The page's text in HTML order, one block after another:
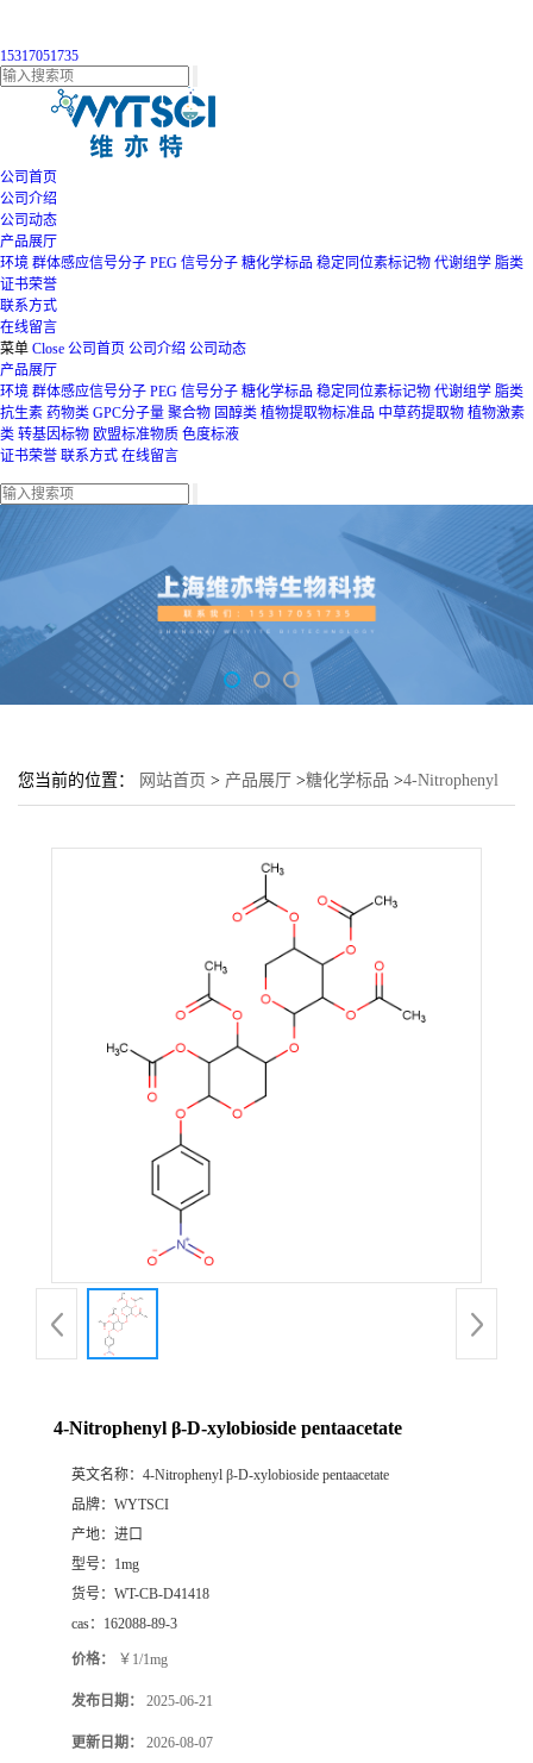
15317051735
公司首页
公司介绍
公司动态
产品展厅
环境 群体感应信号分子 PEG 信号分子 糖化学标品 稳定同位素标记物 代谢组学 脂类
证书荣誉
联系方式
在线留言
菜单 Close 公司首页 公司介绍 公司动态
产品展厅
环境 群体感应信号分子 PEG 信号分子 糖化学标品 稳定同位素标记物 代谢组学 脂类
抗生素 药物类 GPC分子量 聚合物 固醇类 植物提取物标准品 中草药提取物 植物激素
类 转基因标物 欧盟标准物质 色度标液
证书荣誉 联系方式 在线留言
您当前的位置： 网站首页 > 产品展厅 >糖化学标品 >4-Nitrophenyl
4-Nitrophenyl β-D-xylobioside pentaacetate
英文名称： 4-Nitrophenyl β-D-xylobioside pentaacetate
品牌： WYTSCI
产地： 进口
型号： 1mg
货号： WT-CB-D41418
cas： 162088-89-3
价格： ￥1/1mg
发布日期： 2025-06-21
更新日期： 2026-08-07